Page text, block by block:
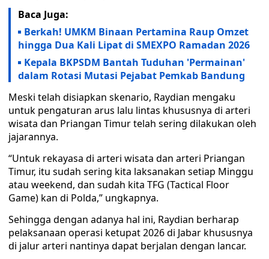
Baca Juga:
Berkah! UMKM Binaan Pertamina Raup Omzet
hingga Dua Kali Lipat di SMEXPO Ramadan 2026
Kepala BKPSDM Bantah Tuduhan 'Permainan'
dalam Rotasi Mutasi Pejabat Pemkab Bandung
Meski telah disiapkan skenario, Raydian mengaku
untuk pengaturan arus lalu lintas khususnya di arteri
wisata dan Priangan Timur telah sering dilakukan oleh
jajarannya.
“Untuk rekayasa di arteri wisata dan arteri Priangan
Timur, itu sudah sering kita laksanakan setiap Minggu
atau weekend, dan sudah kita TFG (Tactical Floor
Game) kan di Polda,” ungkapnya.
Sehingga dengan adanya hal ini, Raydian berharap
pelaksanaan operasi ketupat 2026 di Jabar khususnya
di jalur arteri nantinya dapat berjalan dengan lancar.